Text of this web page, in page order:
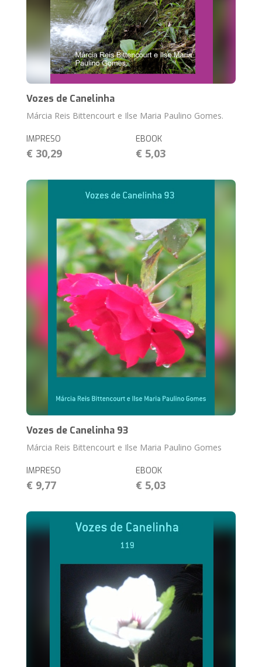
Vozes de Canelinha
Márcia Reis Bittencourt e Ilse Maria Paulino Gomes.
IMPRESO
€ 30,29
EBOOK
€ 5,03
Vozes de Canelinha 93
Márcia Reis Bittencourt e Ilse Maria Paulino Gomes
IMPRESO
€ 9,77
EBOOK
€ 5,03